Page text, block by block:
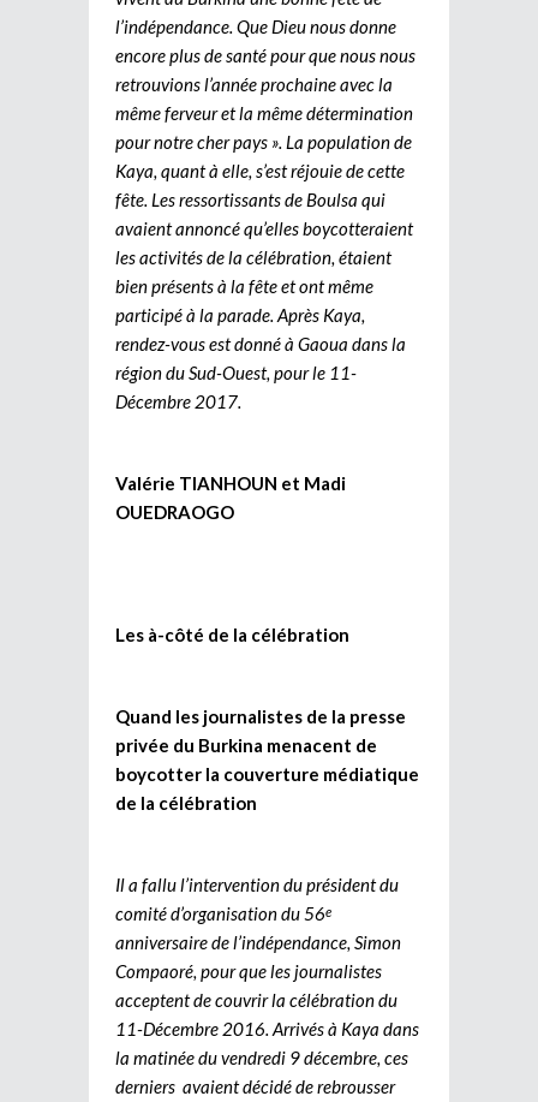
l’indépendance. Que Dieu nous donne
encore plus de santé pour que nous nous
retrouvions l’année prochaine avec la
même ferveur et la même détermination
pour notre cher pays ». La population de
Kaya, quant à elle, s’est réjouie de cette
fête. Les ressortissants de Boulsa qui
avaient annoncé qu’elles boycotteraient
les activités de la célébration, étaient
bien présents à la fête et ont même
participé à la parade. Après Kaya,
rendez-vous est donné à Gaoua dans la
région du Sud-Ouest, pour le 11-
Décembre 2017.
Valérie TIANHOUN et Madi
OUEDRAOGO
Les à-côté de la célébration
Quand les journalistes de la presse
privée du Burkina menacent de
boycotter la couverture médiatique
de la célébration
Il a fallu l’intervention du président du
comité d’organisation du 56e
anniversaire de l’indépendance, Simon
Compaoré, pour que les journalistes
acceptent de couvrir la célébration du
11-Décembre 2016. Arrivés à Kaya dans
la matinée du vendredi 9 décembre, ces
derniers avaient décidé de rebrousser